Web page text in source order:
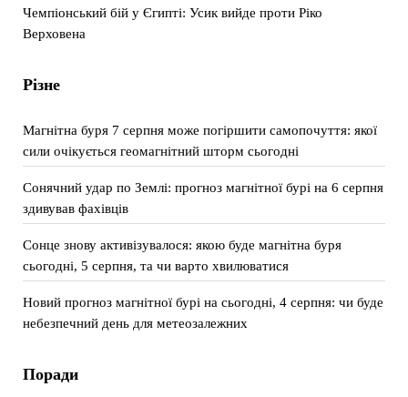
Чемпіонський бій у Єгипті: Усик вийде проти Ріко
Верховена
Різне
Магнітна буря 7 серпня може погіршити самопочуття: якої
сили очікується геомагнітний шторм сьогодні
Сонячний удар по Землі: прогноз магнітної бурі на 6 серпня
здивував фахівців
Сонце знову активізувалося: якою буде магнітна буря
сьогодні, 5 серпня, та чи варто хвилюватися
Новий прогноз магнітної бурі на сьогодні, 4 серпня: чи буде
небезпечний день для метеозалежних
Поради